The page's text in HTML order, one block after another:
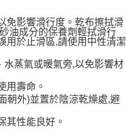
免影響滑行度。乾布擦拭滑
油成分的保養劑輕拭滑行
用於止滑區,請使用中性清潔
蒸氣或暖氣旁,以免影響材
用壽命。
朝外)並置於陰涼乾燥處,避
其性能良好。